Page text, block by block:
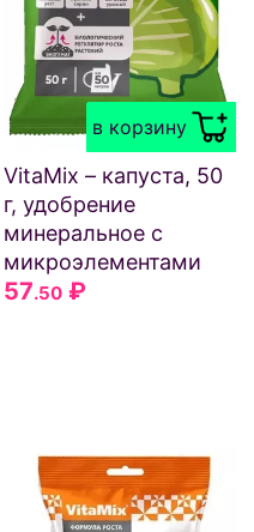
в корзину
VitaMix – капуста, 50
г, удобрение
минеральное с
микроэлементами
57.50 ₽